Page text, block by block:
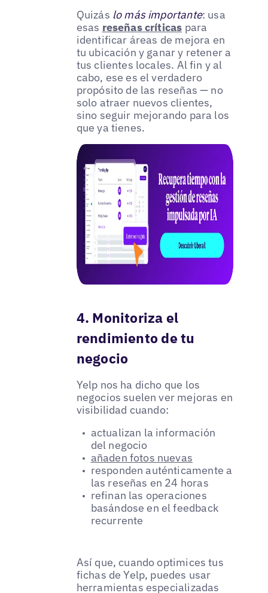
Quizás lo más importante: usa
esas reseñas críticas para
identificar áreas de mejora en
tu ubicación y ganar y retener a
tus clientes locales. Al fin y al
cabo, ese es el verdadero
propósito de las reseñas — no
solo atraer nuevos clientes,
sino seguir mejorando para los
que ya tienes.
4. Monitoriza el
rendimiento de tu
negocio
Yelp nos ha dicho que los
negocios suelen ver mejoras en
visibilidad cuando:
actualizan la información
del negocio
añaden fotos nuevas
responden auténticamente a
las reseñas en 24 horas
refinan las operaciones
basándose en el feedback
recurrente
Así que, cuando optimices tus
fichas de Yelp, puedes usar
herramientas especializadas